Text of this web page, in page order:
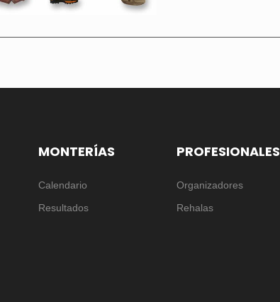
MONTERÍAS
Calendario
Resultados
PROFESIONALES
Organizadores
Rehalas